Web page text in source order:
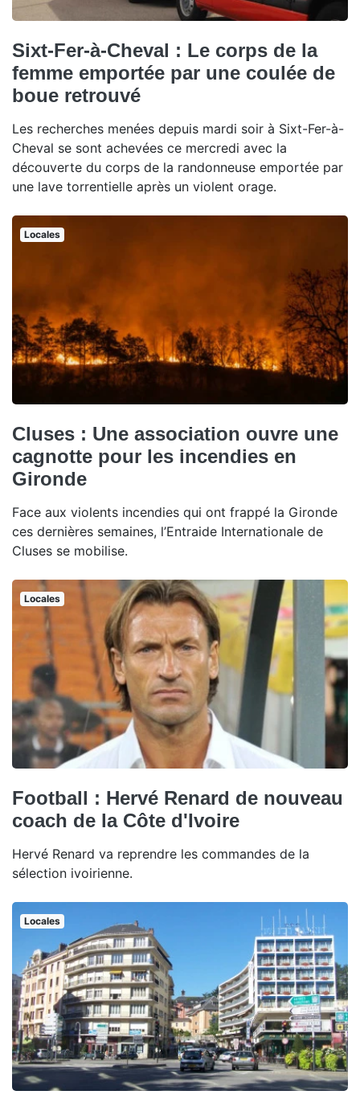
Sixt-Fer-à-Cheval : Le corps de la
femme emportée par une coulée de
boue retrouvé
Les recherches menées depuis mardi soir à Sixt-Fer-à-
Cheval se sont achevées ce mercredi avec la
découverte du corps de la randonneuse emportée par
une lave torrentielle après un violent orage.
Locales
Cluses : Une association ouvre une
cagnotte pour les incendies en
Gironde
Face aux violents incendies qui ont frappé la Gironde
ces dernières semaines, l’Entraide Internationale de
Cluses se mobilise.
Locales
Football : Hervé Renard de nouveau
coach de la Côte d'Ivoire
Hervé Renard va reprendre les commandes de la
sélection ivoirienne.
Locales